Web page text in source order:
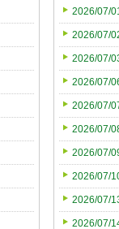
2026/07/01
2026/07/
2026/07/
2026/07/
2026/07/
2026/07/
2026/07/
2026/07/
2026/07/
2026/07/